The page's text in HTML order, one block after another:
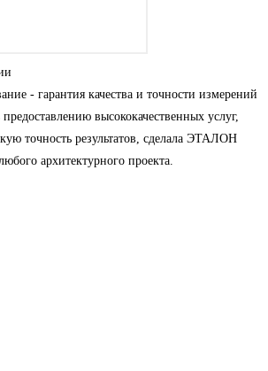
- гарантия качества и точности измерений
высококачественных услуг,
точность результатов, сделала ЭТАЛОН
архитектурного проекта.